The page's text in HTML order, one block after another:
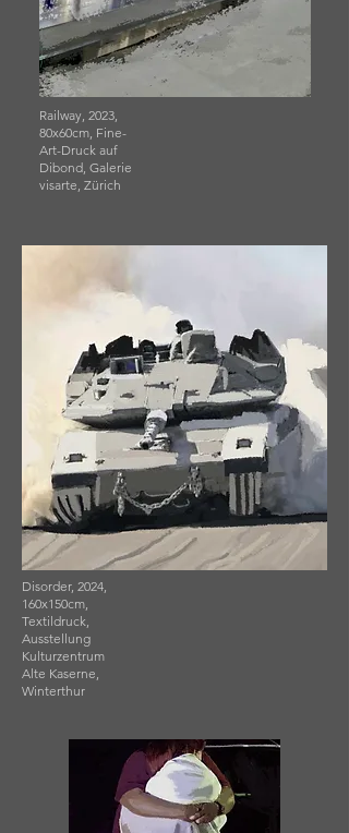
Railway, 2023,
80x60cm, Fine-
Art-Druck auf
Dibond, Galerie
visarte, Zürich
Disorder, 2024,
160x150cm,
Textildruck,
Ausstellung
Kulturzentrum
Alte Kaserne,
Winterthur